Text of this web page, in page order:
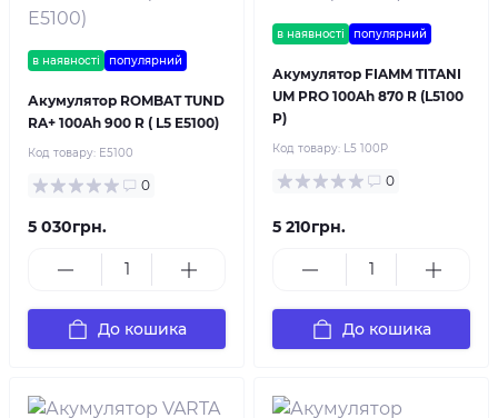
в наявності популярний
Акумулятор ROMBAT TUND
RA+ 100Ah 900 R ( L5 E5100)
Код товару: E5100
0
5 030грн.
До кошика
в наявності популярний
Акумулятор FIAMM TITANI
UM PRO 100Ah 870 R (L5100
P)
Код товару: L5 100P
0
5 210грн.
До кошика